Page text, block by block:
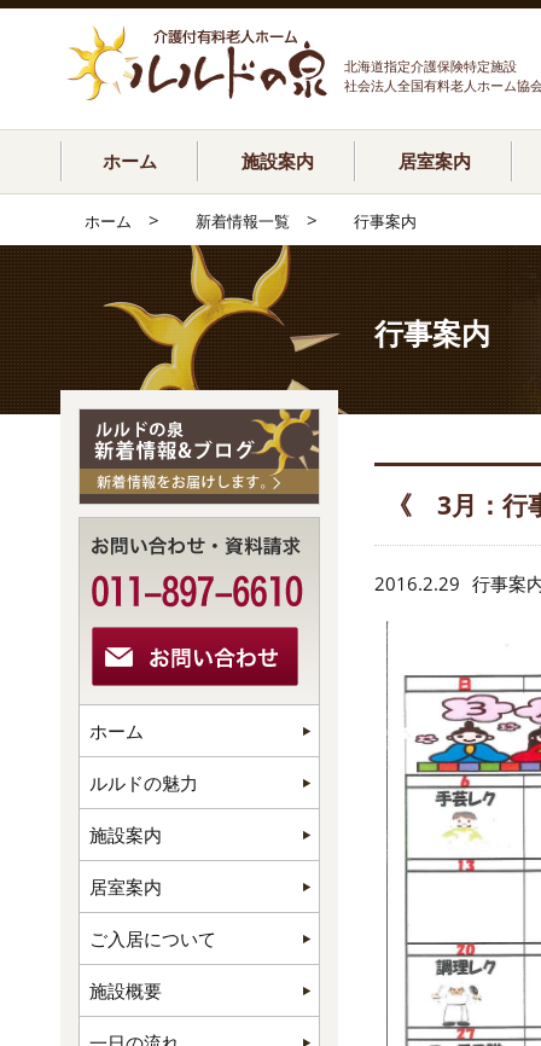
北海道指定介護保険特定施設
社会法人全国有料老人ホーム協
ホーム 施設案内 居室案内
ホーム > 新着情報一覧 > 行事案内
行事案内
《 3月：
2016.2.29 行事案
ホーム
ルルドの魅力
施設案内
居室案内
ご入居について
施設概要